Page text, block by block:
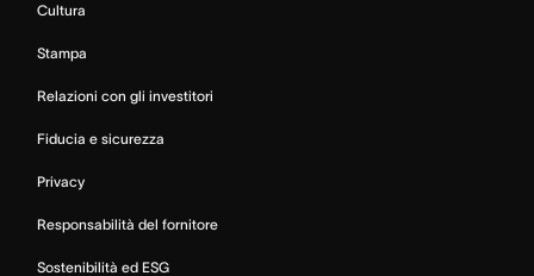
Cultura
Stampa
Relazioni con gli investitori
Fiducia e sicurezza
Privacy
Responsabilità del fornitore
Sostenibilità ed ESG